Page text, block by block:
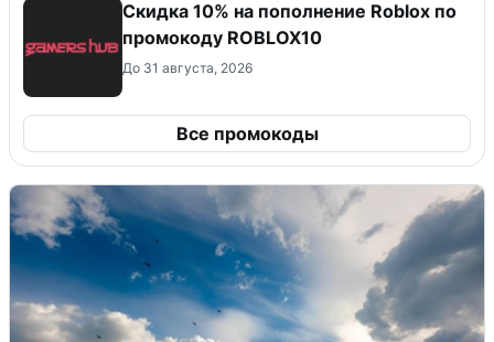
Скидка 10% на пополнение Roblox по
промокоду ROBLOX10
До 31 августа, 2026
Все промокоды